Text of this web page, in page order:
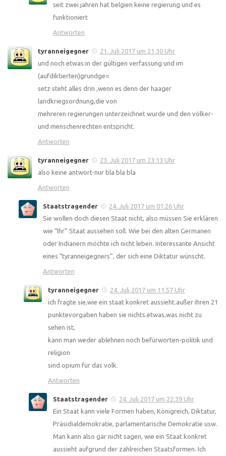
seit zwei jahren hat belgien keine regierung und es
funktioniert
Antworten
tyranneigegner
21. Juli 2017 um 21:30 Uhr
und noch etwas:in der gültigen verfassung und im
(aufdiktierten)grundge=
setz steht alles drin ,wenn es denn der haager
landkriegsordnung,die von
mehreren regierungen unterzeichnet wurde und den völker-
und menschenrechten entspricht.
Antworten
tyranneigegner
23. Juli 2017 um 23:13 Uhr
also keine antwort-nur bla bla bla
Antworten
Staatstragender
24. Juli 2017 um 01:26 Uhr
Sie wollen doch diesen Staat nicht, also müssen Sie erklären
wie “Ihr” Staat aussehen soll. Wie bei den alten Germanen
oder Indianern möchte ich nicht leben. Interessante Ansicht
eines “tyranneigegners”, der sich eine Diktatur wünscht.
Antworten
tyranneigegner
24. Juli 2017 um 11:57 Uhr
ich fragte sie,wie ein staat konkret aussieht.außer ihren 21
punktevorgaben haben sie nichts.etwas,was nicht zu
sehen ist,
kann man weder ablehnen noch befürworten-politik und
religion
sind opium für das volk.
Antworten
Staatstragender
24. Juli 2017 um 22:39 Uhr
Ein Staat kann viele Formen haben, Königreich, Diktatur,
Präsidialdemokratie, parlamentarische Demokratie usw.
Man kann also gar nicht sagen, wie ein Staat konkret
aussieht aufgrund der zahlreichen Staatsformen. Ich